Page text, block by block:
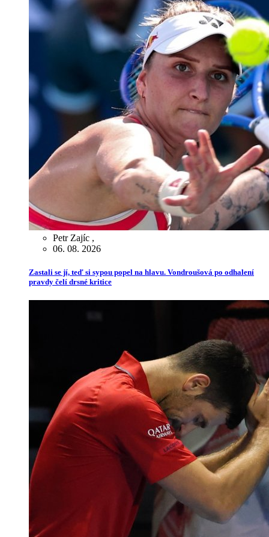
Petr Zajíc ,
06. 08. 2026
Zastali se jí, teď si sypou popel na hlavu. Vondroušová po odhalení
pravdy čelí drsné kritice